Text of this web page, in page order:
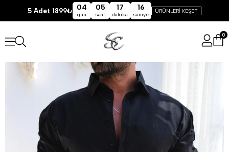
5 Adet 1899₺ 04
gün
05
saat
17
dakika
15
saniye
ÜRÜNLERİ KEŞET
0